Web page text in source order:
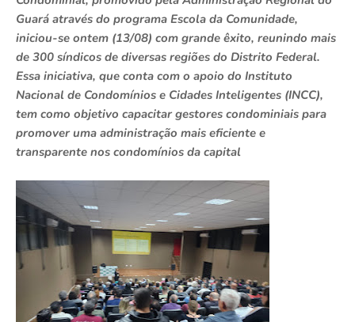
Guará através do programa Escola da Comunidade,
iniciou-se ontem (13/08) com grande êxito, reunindo mais
de 300 síndicos de diversas regiões do Distrito Federal.
Essa iniciativa, que conta com o apoio do Instituto
Nacional de Condomínios e Cidades Inteligentes (INCC),
tem como objetivo capacitar gestores condominiais para
promover uma administração mais eficiente e
transparente nos condomínios da capital